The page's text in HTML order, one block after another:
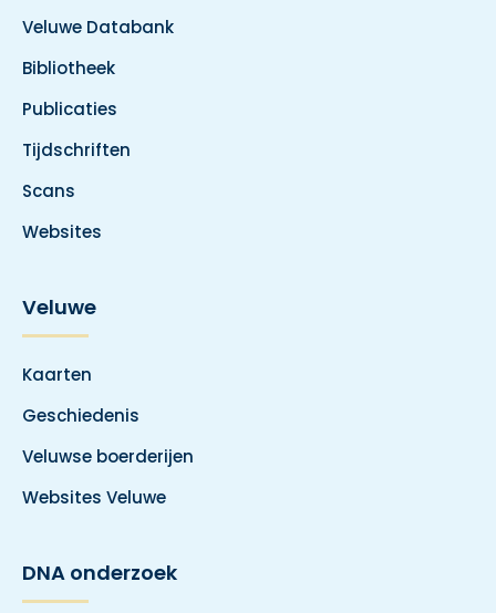
Veluwe Databank
Bibliotheek
Publicaties
Tijdschriften
Scans
Websites
Veluwe
Kaarten
Geschiedenis
Veluwse boerderijen
Websites Veluwe
DNA onderzoek